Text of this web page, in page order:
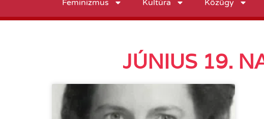
Feminizmus Kultúra Közügy
JÚNIUS 19.